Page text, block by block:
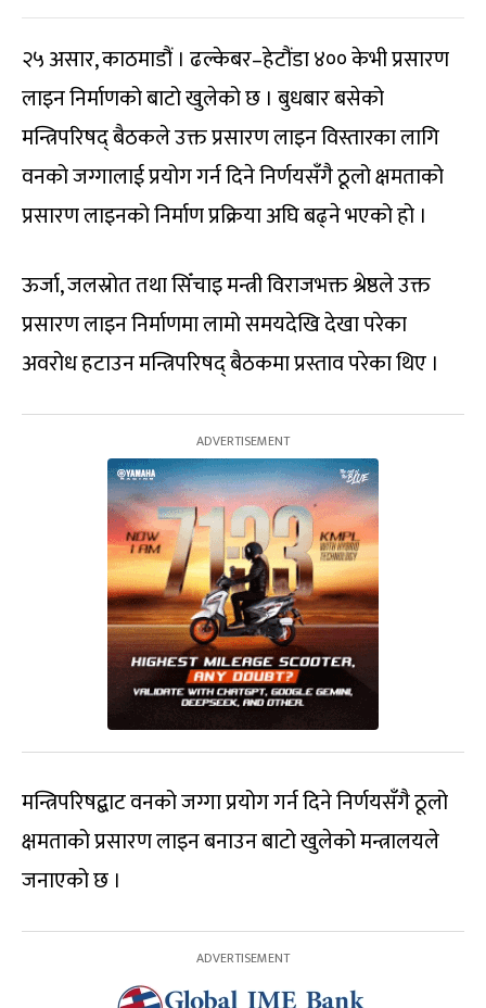
२५ असार, काठमाडौं । ढल्केबर–हेटौंडा ४०० केभी प्रसारण
लाइन निर्माणको बाटो खुलेको छ । बुधबार बसेको
मन्त्रिपरिषद् बैठकले उक्त प्रसारण लाइन विस्तारका लागि
वनको जग्गालाई प्रयोग गर्न दिने निर्णयसँगै ठूलो क्षमताको
प्रसारण लाइनको निर्माण प्रक्रिया अघि बढ्ने भएको हो ।
ऊर्जा, जलस्रोत तथा सिँचाइ मन्त्री विराजभक्त श्रेष्ठले उक्त
प्रसारण लाइन निर्माणमा लामो समयदेखि देखा परेका
अवरोध हटाउन मन्त्रिपरिषद् बैठकमा प्रस्ताव परेका थिए ।
मन्त्रिपरिषद्बाट वनको जग्गा प्रयोग गर्न दिने निर्णयसँगै ठूलो
क्षमताको प्रसारण लाइन बनाउन बाटो खुलेको मन्त्रालयले
जनाएको छ ।